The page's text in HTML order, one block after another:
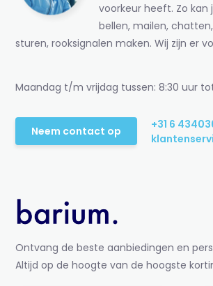
voorkeur heeft. Zo kan
bellen, mailen,
sturen, rooksignalen maken. Wij zijn er
Maandag t/m vrijdag tussen: 8:30 uur
Neem contact op
+31 6
Ontvang de beste aanbiedingen en
Altijd op de hoogte van de hoogste